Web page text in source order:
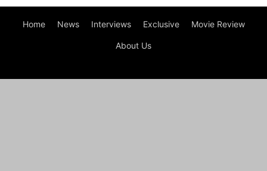
Home News Interviews Exclusive Movie Review
About Us